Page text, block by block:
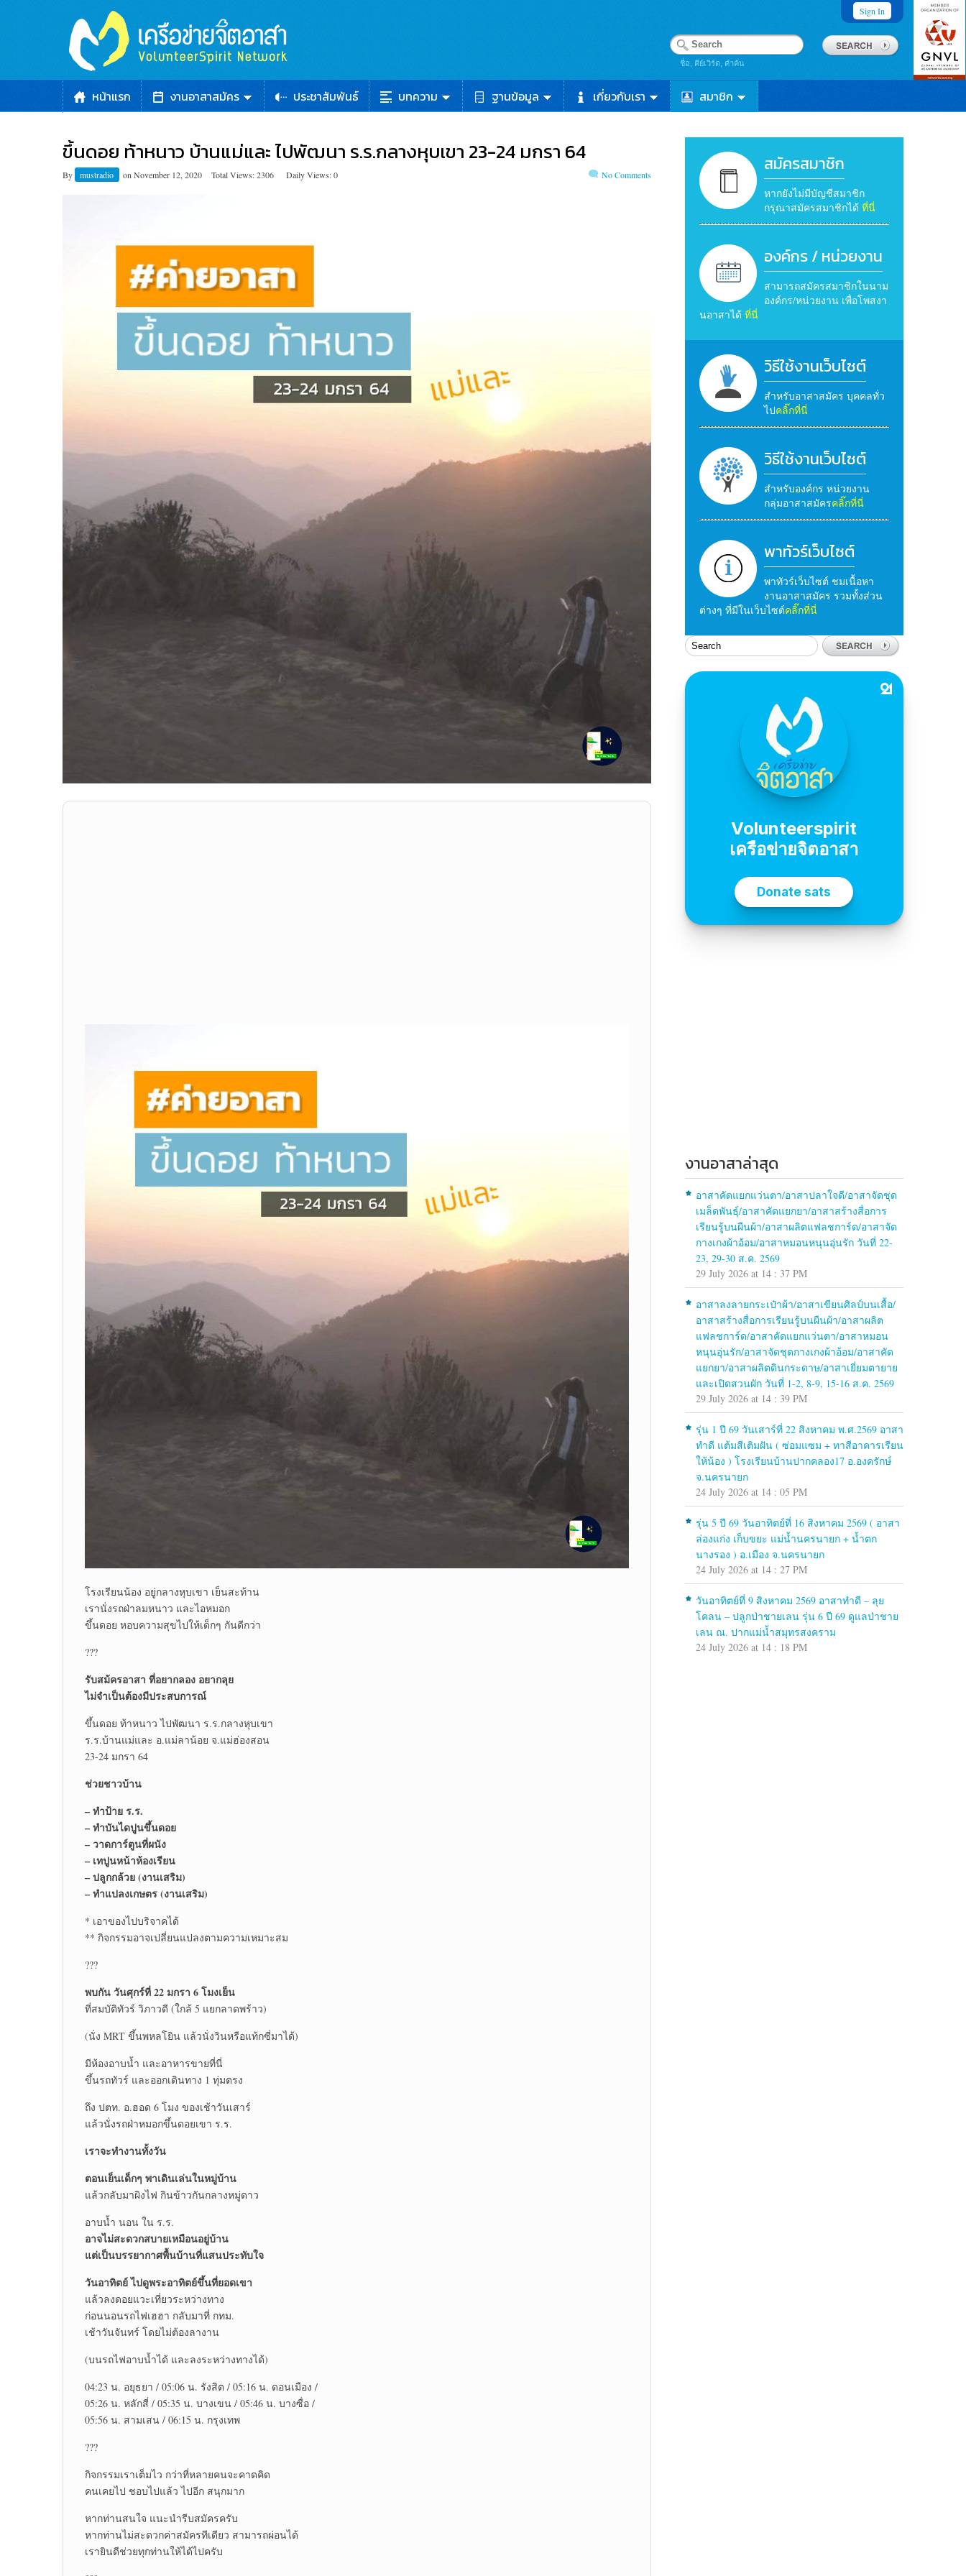
Sign In
ชื่อ, คีย์เวิร์ด, คำค้น
หน้าแรก งานอาสาสมัคร ประชาสัมพันธ์ บทความ ฐานข้อมูล เกี่ยวกับเรา สมาชิก
ขึ้นดอย ท้าหนาว บ้านแม่และ ไปพัฒนา ร.ร.กลางหุบเขา 23-24 มกรา 64
By mustradio on November 12, 2020 Total Views: 2306 Daily Views: 0 No Comments
โรงเรียนน้อง อยู่กลางหุบเขา เย็นสะท้าน
เรานั่งรถฝ่าลมหนาว และไอหมอก
ขึ้นดอย หอบความสุขไปให้เด็กๆ กันดีกว่า
???
รับสม้ครอาสา ที่อยากลอง อยากลุย
ไม่จำเป็นต้องมีประสบการณ์
ขึ้นดอย ท้าหนาว ไปพัฒนา ร.ร.กลางหุบเขา
ร.ร.บ้านแม่และ อ.แม่ลาน้อย จ.แม่ฮ่องสอน
23-24 มกรา 64
ช่วยชาวบ้าน
– ทำป้าย ร.ร.
– ทำบันไดปูนขึ้นดอย
– วาดการ์ตูนที่ผนัง
– เทปูนหน้าห้องเรียน
– ปลูกกล้วย (งานเสริม)
– ทำแปลงเกษตร (งานเสริม)
* เอาของไปบริจาคได้
** กิจกรรมอาจเปลี่ยนแปลงตามความเหมาะสม
???
พบกัน วันศุกร์ที่ 22 มกรา 6 โมงเย็น
ที่สมบัติทัวร์ วิภาวดี (ใกล้ 5 แยกลาดพร้าว)
(นั่ง MRT ขึ้นพหลโยิน แล้วนั่งวินหรือแท้กซี่มาได้)
มีห้องอาบน้ำ และอาหารขายที่นี่
ขึ้นรถทัวร์ และออกเดินทาง 1 ทุ่มตรง
ถึง ปตท. อ.ฮอด 6 โมง ของเช้าวันเสาร์
แล้วนั่งรถฝ่าหมอกขึ้นดอยเขา ร.ร.
เราจะทำงานทั้งวัน
ตอนเย็นเด็กๆ พาเดินเล่นในหมู่บ้าน
แล้วกลับมาผิงไฟ กินข้าวกันกลางหมู่ดาว
อาบน้ำ นอน ใน ร.ร.
อาจไม่สะดวกสบายเหมือนอยู่บ้าน
แต่เป็นบรรยากาศพื้นบ้านที่แสนประทับใจ
วันอาทิตย์ ไปดูพระอาทิตย์ขึ้นที่ยอดเขา
แล้วลงดอยแวะเที่ยวระหว่างทาง
ก่อนนอนรถไฟเฮฮา กลับมาที่ กทม.
เช้าวันจันทร์ โดยไม่ต้องลางาน
(บนรถไฟอาบน้ำได้ และลงระหว่างทางได้)
04:23 น. อยุธยา / 05:06 น. รังสิต / 05:16 น. ดอนเมือง /
05:26 น. หลักสี่ / 05:35 น. บางเขน / 05:46 น. บางซื่อ /
05:56 น. สามเสน / 06:15 น. กรุงเทพ
???
กิจกรรมเราเต็มไว กว่าที่หลายคนจะคาดคิด
คนเคยไป ชอบไปแล้ว ไปอีก สนุกมาก
หากท่านสนใจ แนะนำรีบสมัครครับ
หากท่านไม่สะดวกค่าสมัครทีเดียว สามารถผ่อนได้
เรายินดีช่วยทุกท่านให้ได้ไปครับ
สมัครสมาชิก
หากยังไม่มีบัญชีสมาชิก
กรุณาสมัครสมาชิกได้ ที่นี่
องค์กร / หน่วยงาน
สามารถสมัครสมาชิกในนาม
องค์กร/หน่วยงาน เพื่อโพสงา
นอาสาได้ ที่นี่
วิธีใช้งานเว็บไซต์
สำหรับอาสาสมัคร บุคคลทั่ว
ไปคลิ๊กที่นี่
วิธีใช้งานเว็บไซต์
สำหรับองค์กร หน่วยงาน
กลุ่มอาสาสมัครคลิ๊กที่นี่
พาทัวร์เว็บไซต์
พาทัวร์เว็บไซต์ ชมเนื้อหา
งานอาสาสมัคร รวมทั้งส่วน
ต่างๆ ที่มีในเว็บไซต์คลิ๊กที่นี่
งานอาสาล่าสุด
อาสาคัดแยกแว่นตา/อาสาปลาใจดี/อาสาจัดชุด
เมล็ดพันธุ์/อาสาคัดแยกยา/อาสาสร้างสื่อการ
เรียนรู้บนผืนผ้า/อาสาผลิตแฟลชการ์ด/อาสาจัด
กางเกงผ้าอ้อม/อาสาหมอนหนุนอุ่นรัก วันที่ 22-
23, 29-30 ส.ค. 2569
29 July 2026 at 14 : 37 PM
อาสาลงลายกระเป๋าผ้า/อาสาเขียนศิลป์บนเสื้อ/
อาสาสร้างสื่อการเรียนรู้บนผืนผ้า/อาสาผลิต
แฟลชการ์ด/อาสาคัดแยกแว่นตา/อาสาหมอน
หนุนอุ่นรัก/อาสาจัดชุดกางเกงผ้าอ้อม/อาสาคัด
แยกยา/อาสาผลิตดินกระดาษ/อาสาเยี่ยมตายาย
และเปิดสวนผัก วันที่ 1-2, 8-9, 15-16 ส.ค. 2569
29 July 2026 at 14 : 39 PM
รุ่น 1 ปี 69 วันเสาร์ที่ 22 สิงหาคม พ.ศ.2569 อาสา
ทำดี แต้มสีเติมฝัน ( ซ่อมแซม + ทาสีอาคารเรียน
ให้น้อง ) โรงเรียนบ้านปากคลอง17 อ.องครักษ์
จ.นครนายก
24 July 2026 at 14 : 05 PM
รุ่น 5 ปี 69 วันอาทิตย์ที่ 16 สิงหาคม 2569 ( อาสา
ล่องแก่ง เก็บขยะ แม่น้ำนครนายก + น้ำตก
นางรอง ) อ.เมือง จ.นครนายก
24 July 2026 at 14 : 27 PM
วันอาทิตย์ที่ 9 สิงหาคม 2569 อาสาทำดี – ลุย
โคลน – ปลูกป่าชายเลน รุ่น 6 ปี 69 ดูแลป่าชาย
เลน ณ. ปากแม่น้ำสมุทรสงคราม
24 July 2026 at 14 : 18 PM